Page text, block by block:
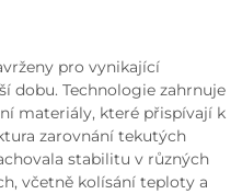
pro vynikající
dobu. Technologie zahrnuje
materiály, které přispívají k
zarovnání tekutých
stabilitu v různých
včetně kolísání teploty a